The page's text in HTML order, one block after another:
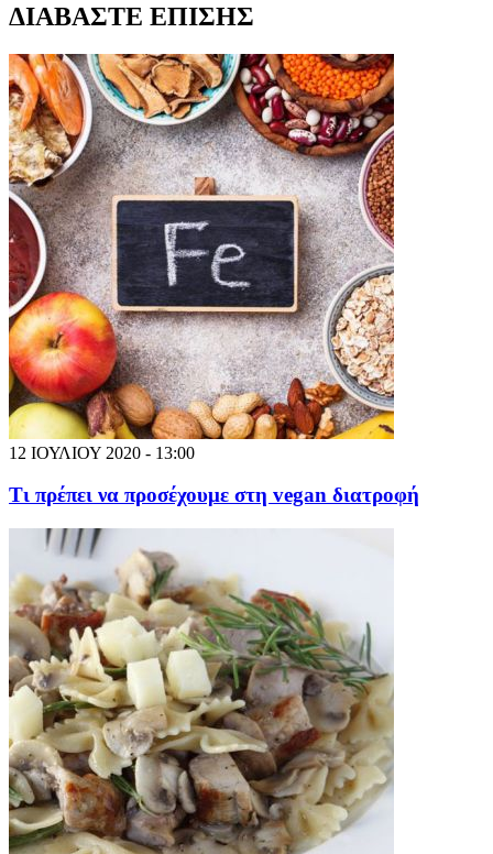
ΔΙΑΒΑΣΤΕ ΕΠΙΣΗΣ
12 ΙΟΥΛΙΟΥ 2020 - 13:00
Τι πρέπει να προσέχουμε στη vegan διατροφή